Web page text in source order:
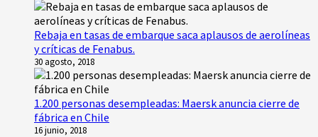
Rebaja en tasas de embarque saca aplausos de aerolíneas
y críticas de Fenabus.
30 agosto, 2018
1.200 personas desempleadas: Maersk anuncia cierre de
fábrica en Chile
16 junio, 2018